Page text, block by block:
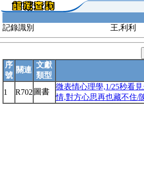
記錄識別
王,利利
序
號
關連
文獻
類型
1 R702 圖書
微表情心理學,1/25秒看
情,對方心思再也藏不住/